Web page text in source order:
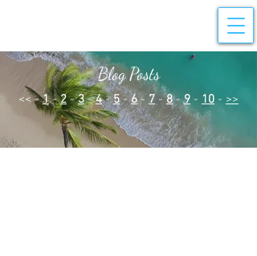
Blog Posts
<< - 1 - 2-3 -4 -5-6- 7 -8 - 9 - 10 - >>